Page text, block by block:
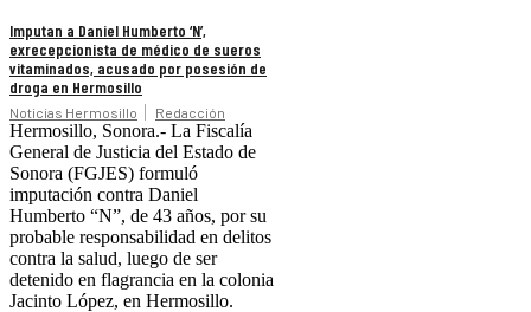
Imputan a Daniel Humberto ‘N’,
exrecepcionista de médico de sueros
vitaminados, acusado por posesión de
droga en Hermosillo
Noticias Hermosillo Redacción
Hermosillo, Sonora.- La Fiscalía
General de Justicia del Estado de
Sonora (FGJES) formuló
imputación contra Daniel
Humberto “N”, de 43 años, por su
probable responsabilidad en delitos
contra la salud, luego de ser
detenido en flagrancia en la colonia
Jacinto López, en Hermosillo.